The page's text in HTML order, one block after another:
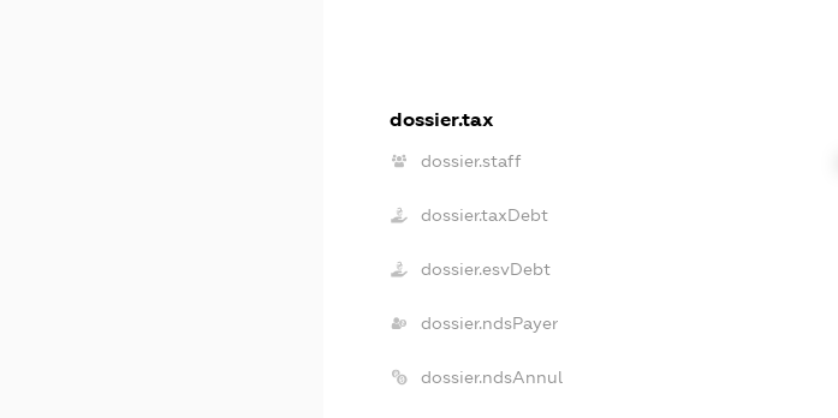
dossier.tax
dossier.staff
dossier.taxDebt
dossier.esvDebt
dossier.ndsPayer
dossier.ndsAnnul